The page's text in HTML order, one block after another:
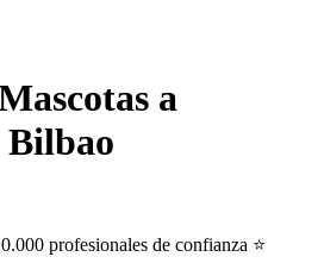
a
profesionales de confianza ⭐️